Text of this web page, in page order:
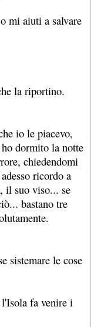
mi aiuti a salvare
la riportino.
io le piacevo,
dormito la notte
chiedendomi
ricordo a
il suo viso... se
bastano tre
sistemare le cose
fa venire i